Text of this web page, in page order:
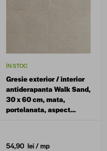
ÎN STOC
Gresie exterior / interior
antiderapanta Walk Sand,
30 x 60 cm, mata,
portelanata, aspect
54,90 lei/ mp